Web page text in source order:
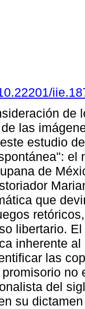
de
las
estudio
el
de
que
libertario.
inherente
las
no
del
su